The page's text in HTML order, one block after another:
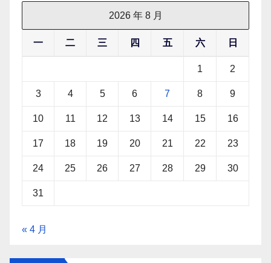
2026 年 8 月
一 二 三 四 五 六 日
1 2
3 4 5 6 7 8 9
10 11 12 13 14 15 16
17 18 19 20 21 22 23
24 25 26 27 28 29 30
31
« 4 月